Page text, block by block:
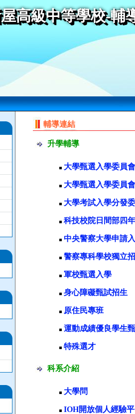
高級中等學校-輔
輔導連結
升學輔導
大學甄選入學委員
大學甄選入學委員
大學考試入學分發
科技校院日間部四
中央警察大學申請
警察專科學校獨立
軍校甄選入學
身心障礙甄試招生
原住民專班
運動成績優良學生
特殊選才
科系介紹
大學問
IOH開放個人經驗